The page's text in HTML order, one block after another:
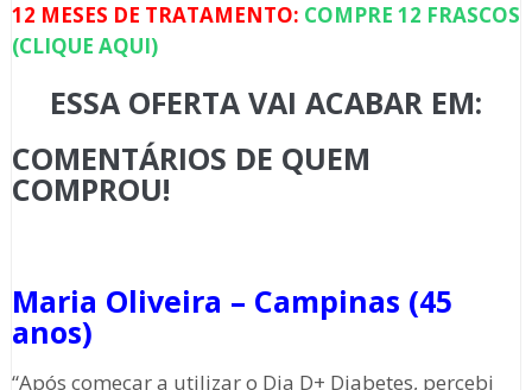
12 MESES DE TRATAMENTO: COMPRE 12 FRASCOS
(CLIQUE AQUI)
ESSA OFERTA VAI ACABAR EM:
COMENTÁRIOS DE QUEM
COMPROU!
Maria Oliveira – Campinas (45
anos)
“Após começar a utilizar o Dia D+ Diabetes, percebi